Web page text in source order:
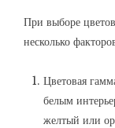
При выборе
несколько
Цветовая
белым
желтый или